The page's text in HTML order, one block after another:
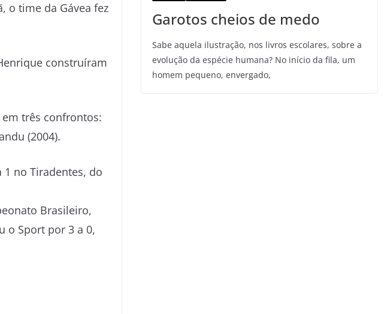
o time da Gávea fez
construíram
três confrontos:
(2004).
no Tiradentes, do
Brasileiro,
o Sport por 3 a 0,
Garotos cheios de medo
Sabe aquela ilustração, nos livros escolares, sobre a
evolução da espécie humana? No início da fila, um
homem pequeno, envergado,